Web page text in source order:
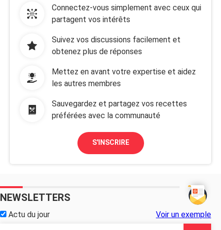
Connectez-vous simplement avec ceux qui
partagent vos intérêts
Suivez vos discussions facilement et
obtenez plus de réponses
Mettez en avant votre expertise et aidez
les autres membres
Sauvegardez et partagez vos recettes
préférées avec la communauté
S'INSCRIRE
NEWSLETTERS
Actu du jour Voir un exemple